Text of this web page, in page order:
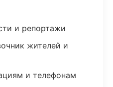
и репортажи
жителей и
и телефонам